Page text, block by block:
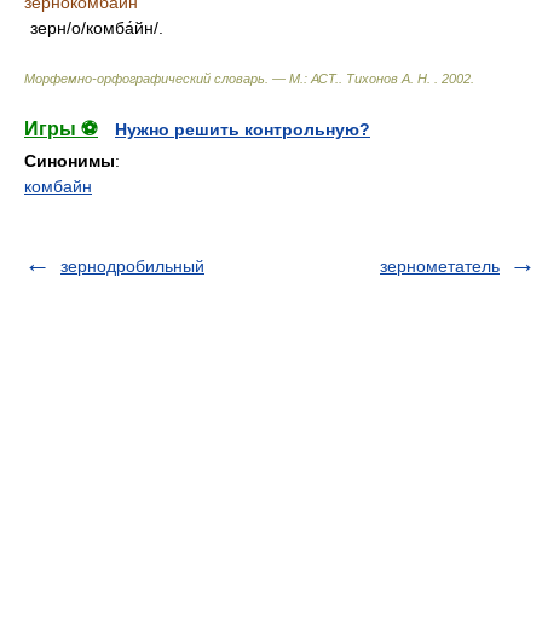
зерн/о/комба́йн/.
Морфемно-орфографический словарь. — М.: АСТ. Тихонов А. Н. 2002
Игры ⚽
Нужно решить контрольную?
Синонимы:
комбайн
зернодробильный зернометатель